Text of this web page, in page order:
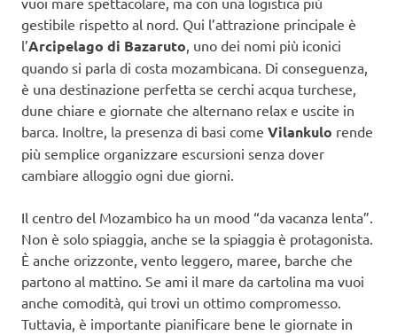
gestibile rispetto al nord. Qui l’attrazione principale è
l’Arcipelago di Bazaruto, uno dei nomi più iconici
quando si parla di costa mozambicana. Di conseguenza,
è una destinazione perfetta se cerchi acqua turchese,
dune chiare e giornate che alternano relax e uscite in
barca. Inoltre, la presenza di basi come Vilankulo rende
più semplice organizzare escursioni senza dover
cambiare alloggio ogni due giorni.
Il centro del Mozambico ha un mood “da vacanza lenta”.
Non è solo spiaggia, anche se la spiaggia è protagonista.
È anche orizzonte, vento leggero, maree, barche che
partono al mattino. Se ami il mare da cartolina ma vuoi
anche comodità, qui trovi un ottimo compromesso.
Tuttavia, è importante pianificare bene le giornate in